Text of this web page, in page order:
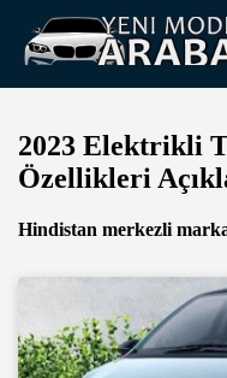
2023 Elektrikli
Özellikleri
Hindistan merkezli